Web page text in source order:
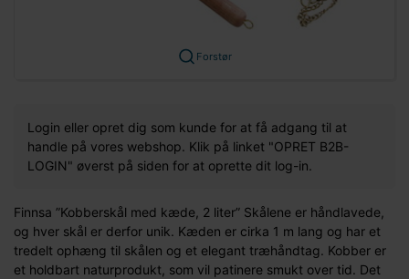
Forstør
Login eller opret dig som kunde for at få adgang til at
handle på vores webshop. Klik på linket "OPRET B2B-
LOGIN" øverst på siden for at oprette dit log-in.
Finnsa ”Kobberskål med kæde, 2 liter” Skålene er håndlavede,
og hver skål er derfor unik. Kæden er cirka 1 m lang og har et
tredelt ophæng til skålen og et elegant træhåndtag. Kobber er
et holdbart naturprodukt, som vil patinere smukt over tid. Det